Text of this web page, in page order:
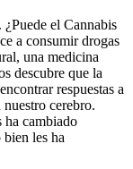
el Cannabis
a consumir drogas
una medicina
descubre que la
respuestas a
cerebro.
ha cambiado
les ha